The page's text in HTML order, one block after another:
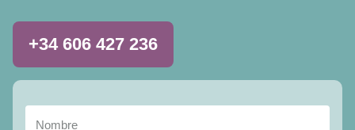
+34 606 427 236